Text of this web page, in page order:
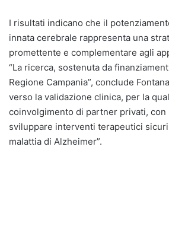
I risultati indicano che il
innata cerebrale rappresenta una
promettente e complementare agli
“La ricerca, sostenuta da
Regione Campania”, conclude
verso la validazione clinica, per la
coinvolgimento di partner privati, con
sviluppare interventi terapeutici
malattia di Alzheimer”.